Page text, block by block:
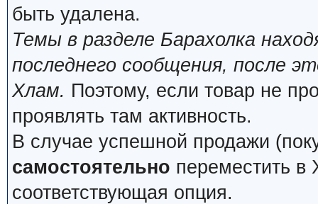
быть удалена.
Темы в разделе Барахолка
последнего сообщения, после
Хлам. Поэтому, если товар не
проявлять там активность.
В случае успешной продажи
самостоятельно переместить в
соответствующая опция.